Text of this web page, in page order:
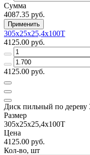
Сумма
4087.35 руб.
Применить
305х25х25,4х100Т
4125.00 руб.
4125.00 руб.
Диск пильный по дереву
Размер
305х25х25,4х100Т
Цена
4125.00 руб.
Кол-во, шт